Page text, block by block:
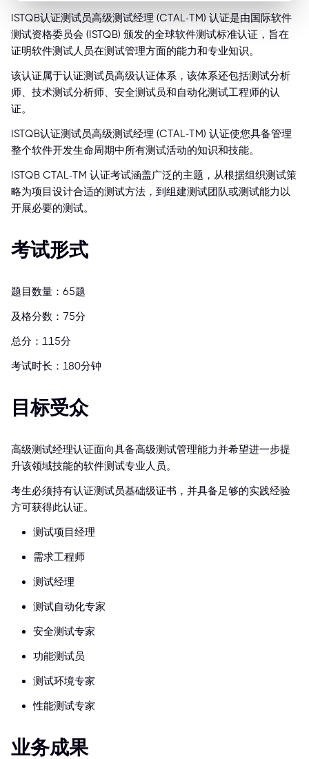
ISTQB认证测试员高级测试经理 (CTAL-TM) 认证是由国际软件
测试资格委员会 (ISTQB) 颁发的全球软件测试标准认证，旨在
证明软件测试人员在测试管理方面的能力和专业知识。
该认证属于认证测试员高级认证体系，该体系还包括测试分析
师、技术测试分析师、安全测试员和自动化测试工程师的认
证。
ISTQB认证测试员高级测试经理 (CTAL-TM) 认证使您具备管理
整个软件开发生命周期中所有测试活动的知识和技能。
ISTQB CTAL-TM 认证考试涵盖广泛的主题，从根据组织测试策
略为项目设计合适的测试方法，到组建测试团队或测试能力以
开展必要的测试。
考试形式
题目数量：65题
及格分数：75分
总分：115分
考试时长：180分钟
目标受众
高级测试经理认证面向具备高级测试管理能力并希望进一步提
升该领域技能的软件测试专业人员。
考生必须持有认证测试员基础级证书，并具备足够的实践经验
方可获得此认证。
测试项目经理
需求工程师
测试经理
测试自动化专家
安全测试专家
功能测试员
测试环境专家
性能测试专家
业务成果